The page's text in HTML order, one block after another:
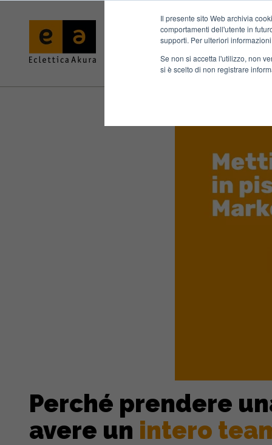
Il presente sito Web archivia
comportamenti dell'utente in
supporti. Per ulteriori
Se non si accetta l'utilizzo, non
si è scelto di non registrare
Perché prendere
avere un intero